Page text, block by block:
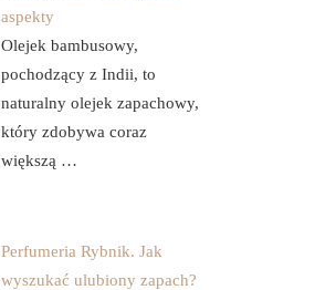
aspekty
Olejek bambusowy,
pochodzący z Indii, to
naturalny olejek zapachowy,
który zdobywa coraz
większą …
Perfumeria Rybnik. Jak
wyszukać ulubiony zapach?